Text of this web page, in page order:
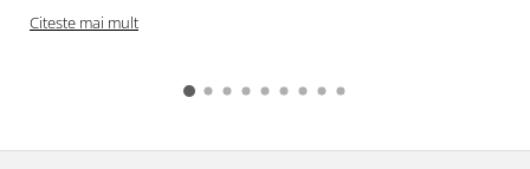
Citeste mai mult